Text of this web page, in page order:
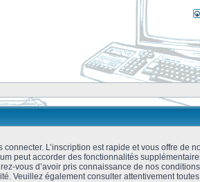
L’inscription est rapide et vous offre de
peut accorder des fonctionnalités
vous d’avoir pris connaissance de nos conditions
Veuillez également consulter attentivement